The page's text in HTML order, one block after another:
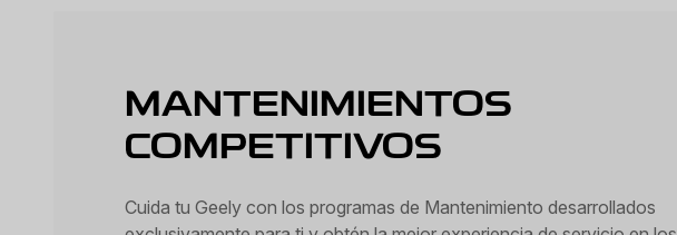
MANTENIMIENTOS
COMPETITIVOS
Cuida tu Geely con los programas de Mantenimiento desarrollados